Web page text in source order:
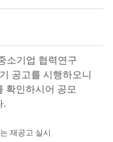
소기업 협력연구
공고를 시행하오니
확인하시어 공모
.
재공고 실시